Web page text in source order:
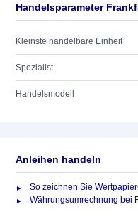
Handelsparameter
Kleinste handelbare Einheit
Spezialist
Handelsmodell
Anleihen handeln
So zeichnen Sie
Währungsumrechnung bei